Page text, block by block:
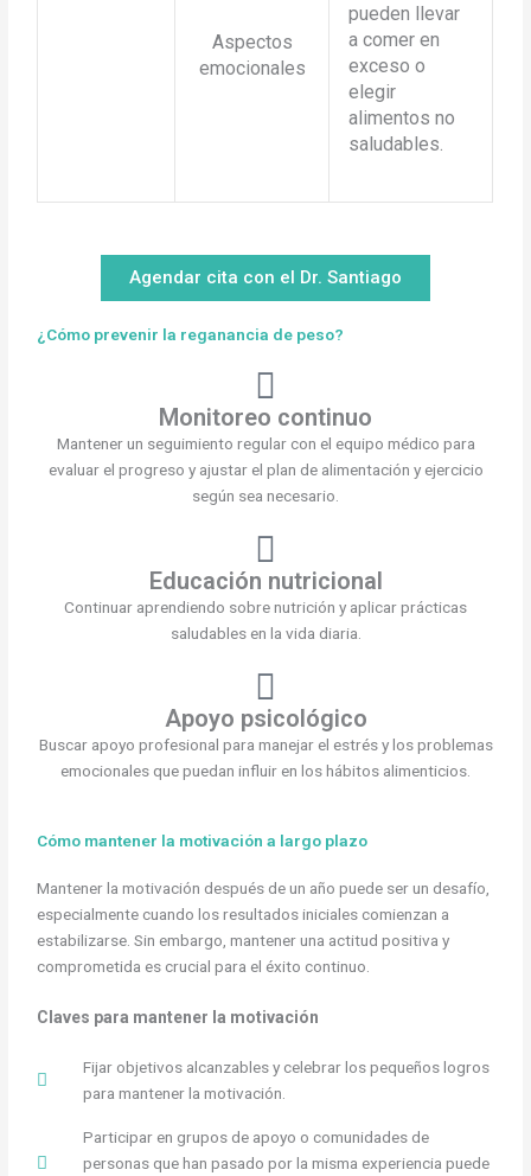
Aspectos
emocionales
pueden llevar
a comer en
exceso o
elegir
alimentos no
saludables.
Agendar cita con el Dr. Santiago
¿Cómo prevenir la reganancia de peso?
Monitoreo continuo
Mantener un seguimiento regular con el equipo médico para
evaluar el progreso y ajustar el plan de alimentación y ejercicio
según sea necesario.
Educación nutricional
Continuar aprendiendo sobre nutrición y aplicar prácticas
saludables en la vida diaria.
Apoyo psicológico
Buscar apoyo profesional para manejar el estrés y los problemas
emocionales que puedan influir en los hábitos alimenticios.
Cómo mantener la motivación a largo plazo
Mantener la motivación después de un año puede ser un desafío,
especialmente cuando los resultados iniciales comienzan a
estabilizarse. Sin embargo, mantener una actitud positiva y
comprometida es crucial para el éxito continuo.
Claves para mantener la motivación
Fijar objetivos alcanzables y celebrar los pequeños logros
para mantener la motivación.
Participar en grupos de apoyo o comunidades de
personas que han pasado por la misma experiencia puede